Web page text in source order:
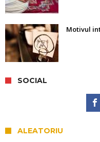
Motivul
SOCIAL
ALEATORIU